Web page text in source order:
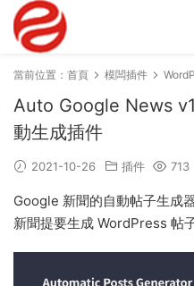
當前位置： 首頁 模闆插件
Auto Google News
動生成插件
2021-10-26 插件 713
Google 新聞的自動帖子生成
新聞提要生成 WordPress 帖子